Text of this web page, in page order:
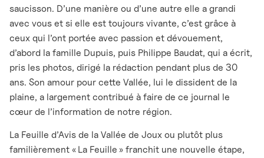
saucisson. D’une manière ou d’une autre elle a grandi
avec vous et si elle est toujours vivante, c’est grâce à
ceux qui l’ont portée avec passion et dévouement,
d’abord la famille Dupuis, puis Philippe Baudat, qui a écrit,
pris les photos, dirigé la rédaction pendant plus de 30
ans. Son amour pour cette Vallée, lui le dissident de la
plaine, a largement contribué à faire de ce journal le
cœur de l’information de notre région.
La Feuille d’Avis de la Vallée de Joux ou plutôt plus
familièrement « La Feuille » franchit une nouvelle étape,